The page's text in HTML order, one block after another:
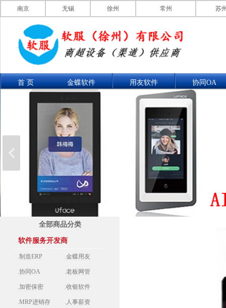
南京 无锡 徐州 常州 苏
首 页 金蝶软件 用友软件 协同OA
全部商品分类
软件服务开发商
.制造ERP .金蝶用友
.协同OA .老板网管
.加密保密 .收银软件
.MRP进销存 .人事薪资